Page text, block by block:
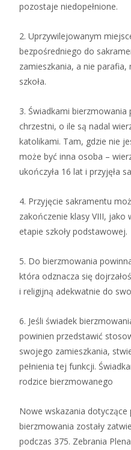
pozostaje niedopełnione.
2. Uprzywilejowanym
bezpośredniego do
zamieszkania, a nie
szkoła.
3. Świadkami bierzmowania
chrzestni, o ile są nadal
katolikami. Tam, gdzie nie
może być inna osoba –
ukończyła 16 lat i przyjęła
4. Przyjęcie sakramentu
zakończenie klasy VIII, jako
etapie szkoły podstawowej.
5. Do bierzmowania
która odznacza się
i religijną adekwatnie do
6. Jeśli świadek
powinien przedstawić
swojego zamieszkania,
pełnienia tej funkcji.
rodzice bierzmowanego
Nowe wskazania
bierzmowania zostały
podczas 375. Zebrania